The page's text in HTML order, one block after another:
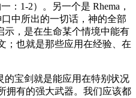
：1-2）。另一个是 Rhema，
中所出的一切话，神的全部
示，是在生命某个情境中能有
；也就是那些应用在经验、在
的宝剑就是能应用在特别状况
拥有的强大武器。我们应该都